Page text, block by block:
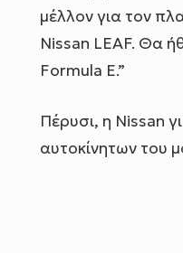
μέλλον για τον
Nissan LEAF. Θα
Formula E.”
Πέρυσι, η Nissan
αυτοκίνητων του